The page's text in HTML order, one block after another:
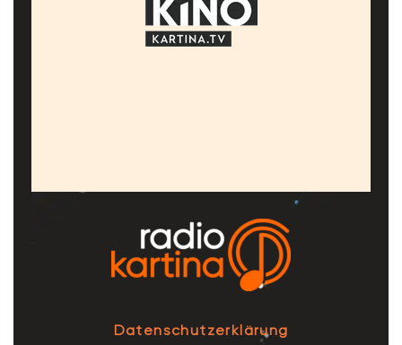
Datenschutzerklärung